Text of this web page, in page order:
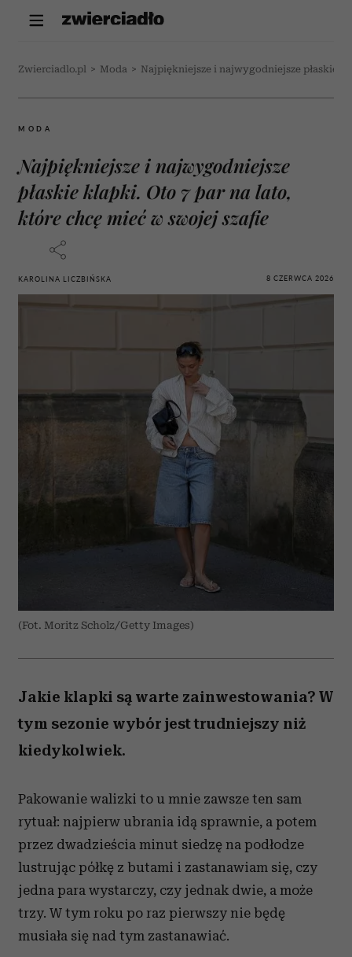
Zwierciadlo.pl > Moda > Najpiękniejsze i najwygodniejsze płaskie
MODA
Najpiękniejsze i najwygodniejsze
płaskie klapki. Oto 7 par na lato,
które chcę mieć w swojej szafie
KAROLINA LICZBIŃSKA 8 CZERWCA 2026
(Fot. Moritz Scholz/Getty Images)
Jakie klapki są warte zainwestowania? W
tym sezonie wybór jest trudniejszy niż
kiedykolwiek.
Pakowanie walizki to u mnie zawsze ten sam
rytuał: najpierw ubrania idą sprawnie, a potem
przez dwadzieścia minut siedzę na podłodze
lustrując półkę z butami i zastanawiam się, czy
jedna para wystarczy, czy jednak dwie, a może
trzy. W tym roku po raz pierwszy nie będę
musiała się nad tym zastanawiać.